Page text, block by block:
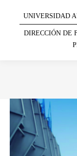
UNIVERSIDAD
DIRECCIÓN DE